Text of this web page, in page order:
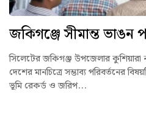
জকিগঞ্জে সীমান্ত ভাঙন
সিলেটের জকিগঞ্জ উপজেলার কুশিয়ারা
দেশের মানচিত্রে সম্ভাব্য পরিবর্তনের
ভূমি রেকর্ড ও জরিপ...